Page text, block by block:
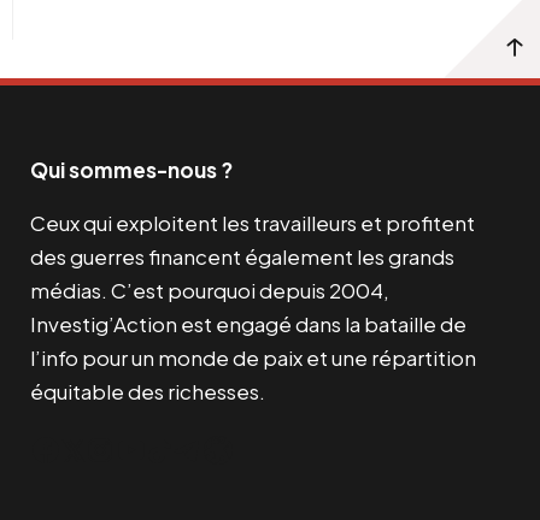
Qui sommes-nous ?
Ceux qui exploitent les travailleurs et profitent
des guerres financent également les grands
médias. C’est pourquoi depuis 2004,
Investig’Action est engagé dans la bataille de
l’info pour un monde de paix et une répartition
équitable des richesses.